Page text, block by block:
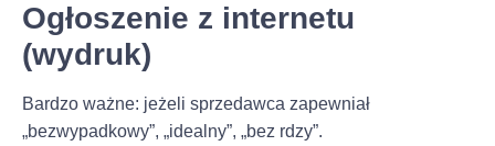
Ogłoszenie z internetu
(wydruk)
Bardzo ważne: jeżeli sprzedawca zapewniał
„bezwypadkowy”, „idealny”, „bez rdzy”.